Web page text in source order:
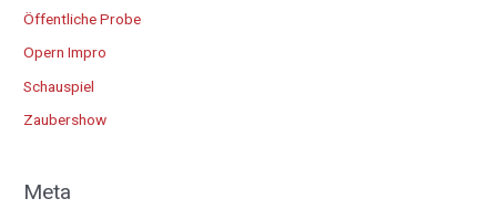
Öffentliche Probe
Opern Impro
Schauspiel
Zaubershow
Meta